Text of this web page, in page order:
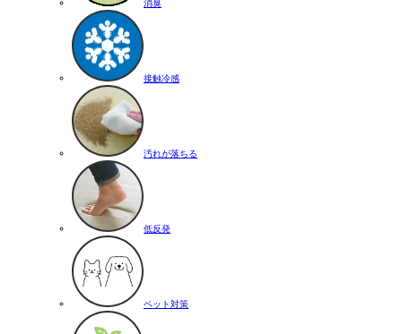
消臭
接触冷感
汚れが落ちる
低反発
ペット対策